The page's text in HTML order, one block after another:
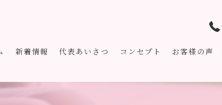
新着情報 代表あいさつ コンセプト お客様の声